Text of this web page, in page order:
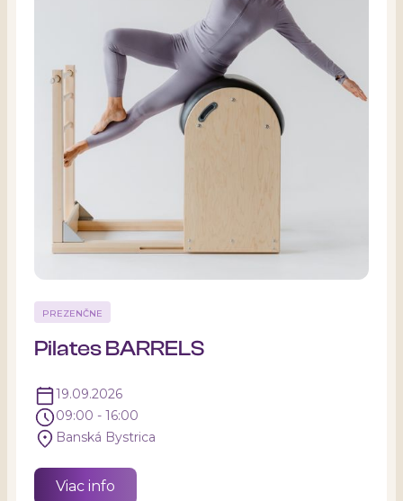
PREZENČNE
Pilates BARRELS
19.09.2026
09:00 - 16:00
Banská Bystrica
Viac info